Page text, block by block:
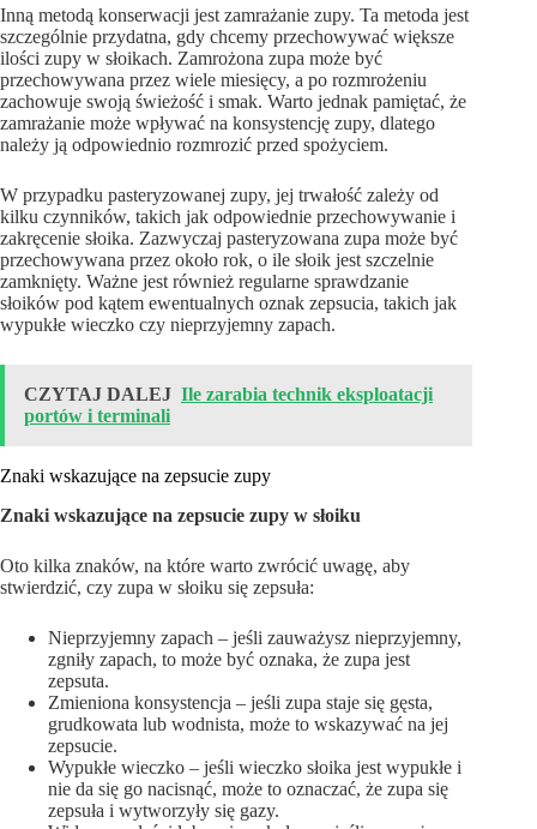
Inną metodą konserwacji jest zamrażanie zupy. Ta metoda jest
szczególnie przydatna, gdy chcemy przechowywać większe
ilości zupy w słoikach. Zamrożona zupa może być
przechowywana przez wiele miesięcy, a po rozmrożeniu
zachowuje swoją świeżość i smak. Warto jednak pamiętać, że
zamrażanie może wpływać na konsystencję zupy, dlatego
należy ją odpowiednio rozmrozić przed spożyciem.
W przypadku pasteryzowanej zupy, jej trwałość zależy od
kilku czynników, takich jak odpowiednie przechowywanie i
zakręcenie słoika. Zazwyczaj pasteryzowana zupa może być
przechowywana przez około rok, o ile słoik jest szczelnie
zamknięty. Ważne jest również regularne sprawdzanie
słoików pod kątem ewentualnych oznak zepsucia, takich jak
wypukłe wieczko czy nieprzyjemny zapach.
CZYTAJ DALEJ Ile zarabia technik eksploatacji
portów i terminali
Znaki wskazujące na zepsucie zupy
Znaki wskazujące na zepsucie zupy w słoiku
Oto kilka znaków, na które warto zwrócić uwagę, aby
stwierdzić, czy zupa w słoiku się zepsuła:
Nieprzyjemny zapach – jeśli zauważysz nieprzyjemny,
zgniły zapach, to może być oznaka, że zupa jest
zepsuta.
Zmieniona konsystencja – jeśli zupa staje się gęsta,
grudkowata lub wodnista, może to wskazywać na jej
zepsucie.
Wypukłe wieczko – jeśli wieczko słoika jest wypukłe i
nie da się go nacisnąć, może to oznaczać, że zupa się
zepsuła i wytworzyły się gazy.